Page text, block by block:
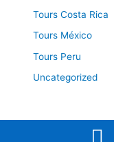
Tours Costa Rica
Tours México
Tours Peru
Uncategorized